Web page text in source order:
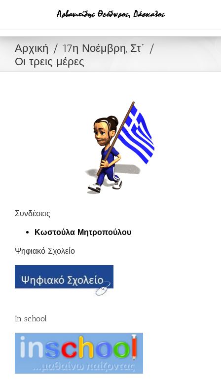
Αρχική
17η Νοέμβρη, Στ΄
Οι τρεις μέρες
Συνδέσεις
Κωστούλα Μητροπούλου
Ψηφιακό Σχολείο
In school